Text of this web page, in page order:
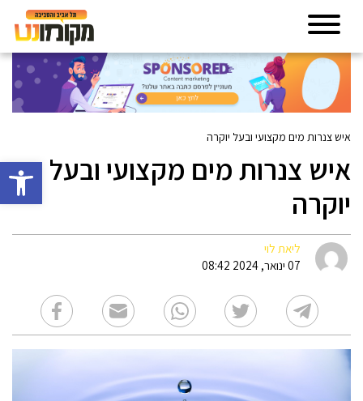
פתח
איש צנרות מים מקצועי ובעל יוקרה
איש צנרות מים מקצועי ובעל
יוקרה
ליאת לוי
07 ינואר, 2024 08:42